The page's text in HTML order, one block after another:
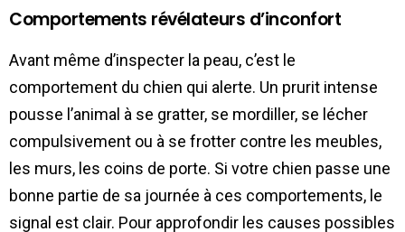
Comportements révélateurs d’inconfort
Avant même d’inspecter la peau, c’est le
comportement du chien qui alerte. Un prurit intense
pousse l’animal à se gratter, se mordiller, se lécher
compulsivement ou à se frotter contre les meubles,
les murs, les coins de porte. Si votre chien passe une
bonne partie de sa journée à ces comportements, le
signal est clair. Pour approfondir les causes possibles